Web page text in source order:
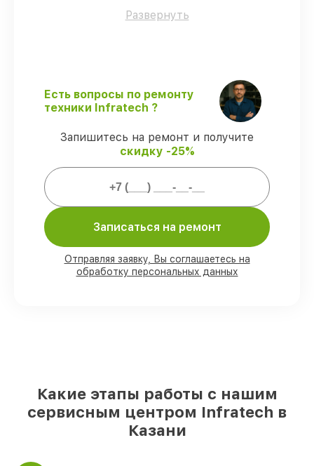
обеспечивает надёжную работу
Поддержка после ремонта
– все
ремонтные услуги и комплектующие
защищены сервисной гарантией.
Мы гарантируем:
возможностью личного присутствия
владельца
складе в Казани, остальные доступны
для срочного заказа
Развернуть
Есть вопросы по ремонту
техники Infratech ?
Запишитесь на ремонт и получите
скидку -25%
Записаться на ремонт
Отправляя заявку, Вы соглашаетесь на
обработку персональных данных
Какие этапы работы с нашим
сервисным центром Infratech в
Казани